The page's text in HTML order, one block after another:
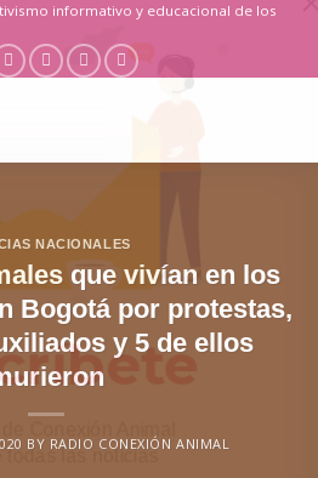
informativo y educacional de los
NACIONALES
que vivían en los
Bogotá por protestas,
y 5 de ellos
BY RADIO CONEXIÓN ANIMAL